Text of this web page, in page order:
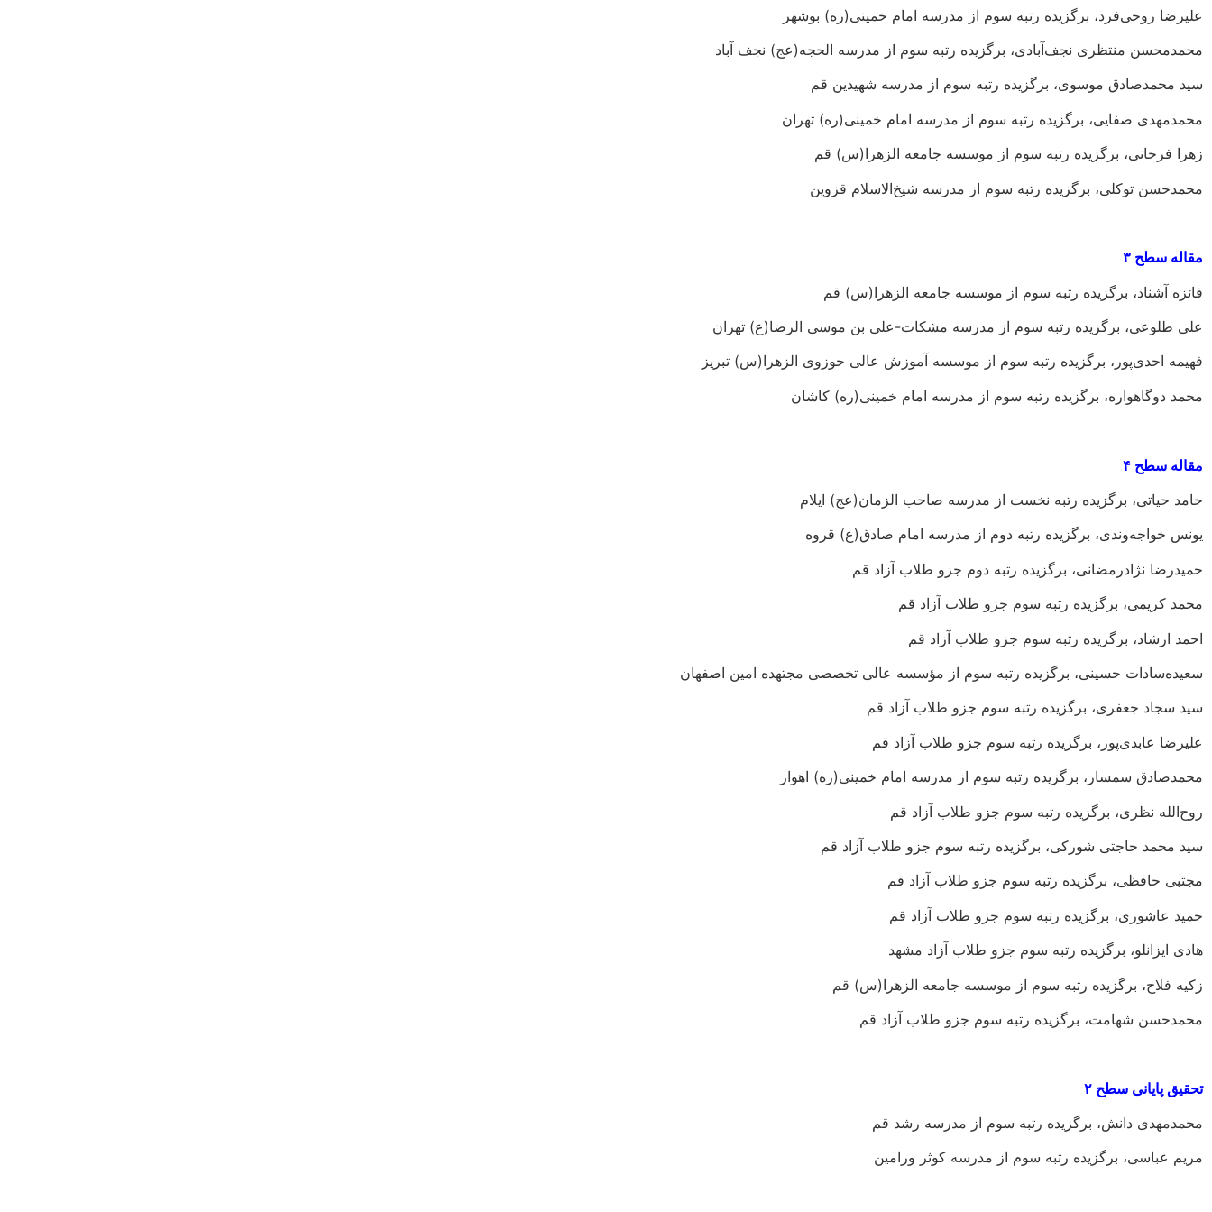
علیرضا روحی‌فرد، برگزیده رتبه سوم از مدرسه امام خمینی(ره) بوشهر
محمدمحسن منتظری نجف‌آبادی، برگزیده رتبه سوم از مدرسه الحجه(عج) نجف آباد
سید محمدصادق موسوی، برگزیده رتبه سوم از مدرسه شهیدین قم
محمدمهدی صفایی، برگزیده رتبه سوم از مدرسه امام خمینی(ره) تهران
زهرا فرحانی، برگزیده رتبه سوم از موسسه جامعه الزهرا(س) قم
محمدحسن توکلی، برگزیده رتبه سوم از مدرسه شیخ‌الاسلام قزوین
مقاله سطح ۳
فائزه آشناد، برگزیده رتبه سوم از موسسه جامعه الزهرا(س) قم
علی طلوعی، برگزیده رتبه سوم از مدرسه مشکات-علی بن موسی الرضا(ع) تهران
فهیمه احدی‌پور، برگزیده رتبه سوم از موسسه آموزش عالی حوزوی الزهرا(س) تبریز
محمد دوگاهواره، برگزیده رتبه سوم از مدرسه امام خمینی(ره) کاشان
مقاله سطح ۴
حامد حیاتی، برگزیده رتبه نخست از مدرسه صاحب الزمان(عج) ایلام
یونس خواجه‌وندی، برگزیده رتبه دوم از مدرسه امام صادق(ع) قروه
حمیدرضا نژادرمضانی، برگزیده رتبه دوم جزو طلاب آزاد قم
محمد کریمی، برگزیده رتبه سوم جزو طلاب آزاد قم
احمد ارشاد، برگزیده رتبه سوم جزو طلاب آزاد قم
سعیده‌سادات حسینی، برگزیده رتبه سوم از مؤسسه عالی تخصصی مجتهده امین اصفهان
سید سجاد جعفری، برگزیده رتبه سوم جزو طلاب آزاد قم
علیرضا عابدی‌پور، برگزیده رتبه سوم جزو طلاب آزاد قم
محمدصادق سمسار، برگزیده رتبه سوم از مدرسه امام خمینی(ره) اهواز
روح‌الله نظری، برگزیده رتبه سوم جزو طلاب آزاد قم
سید محمد حاجتی شورکی، برگزیده رتبه سوم جزو طلاب آزاد قم
مجتبی حافظی، برگزیده رتبه سوم جزو طلاب آزاد قم
حمید عاشوری، برگزیده رتبه سوم جزو طلاب آزاد قم
هادی ایزانلو، برگزیده رتبه سوم جزو طلاب آزاد مشهد
زکیه فلاح، برگزیده رتبه سوم از موسسه جامعه الزهرا(س) قم
محمدحسن شهامت، برگزیده رتبه سوم جزو طلاب آزاد قم
تحقیق پایانی سطح ۲
محمدمهدی دانش، برگزیده رتبه سوم از مدرسه رشد قم
مریم عباسی، برگزیده رتبه سوم از مدرسه کوثر ورامین